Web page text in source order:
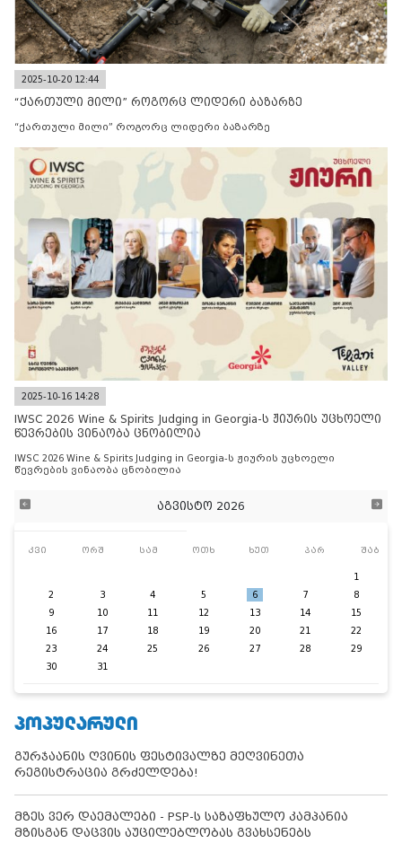
2025-10-20 12:44
“ქართული მილი” როგორც ლიდერი ბაზარზე
“ქართული მილი” როგორც ლიდერი ბაზარზე
2025-10-16 14:28
IWSC 2026 Wine & Spirits Judging in Georgia-ს ჟიურის უცხოელი
წევრების ვინაობა ცნობილია
IWSC 2026 Wine & Spirits Judging in Georgia-ს ჟიურის უცხოელი
წევრების ვინაობა ცნობილია
აგვისტო 2026
კვი ორშ სამ ოთხ ხუთ პარ შაბ
1
2
3 4 5 6 7
8
9
10 11 12 13 14
15
16
17 18 19 20 21
22
23
24 25 26 27 28
29
30
31
ᲞᲝᲞᲣᲚᲐᲠᲣᲚᲘ
გურჯაანის ღვინის ფესტივალზე მეღვინეთა
რეგისტრაცია გრძელდება!
მზეს ვერ დაემალები - PSP-ს საზაფხულო კამპანია
მზისგან დაცვის აუცილებლობას გვახსენებს